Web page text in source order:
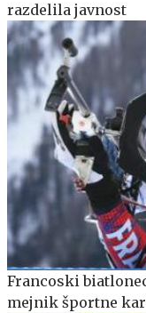
razdelila javnost
Francoski
mejnik športne